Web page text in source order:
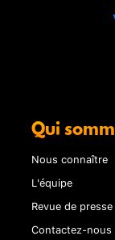
Qui
Nous connaître
L'équipe
Revue de presse
Contactez-nous